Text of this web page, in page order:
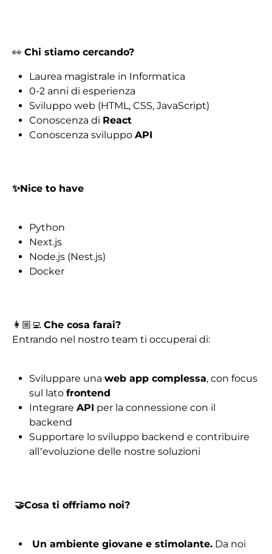
👀 Chi stiamo cercando?
Laurea magistrale in Informatica
0-2 anni di esperienza
Sviluppo web (HTML, CSS, JavaScript)
Conoscenza di React
Conoscenza sviluppo API
✨Nice to have
Python
Next.js
Node.js (Nest.js)
Docker
👩🏼‍💻 Che cosa farai?
Entrando nel nostro team ti occuperai di:
Sviluppare una web app complessa, con focus
sul lato frontend
Integrare API per la connessione con il
backend
Supportare lo sviluppo backend e contribuire
all’evoluzione delle nostre soluzioni
🤝Cosa ti offriamo noi?
Un ambiente giovane e stimolante. Da noi